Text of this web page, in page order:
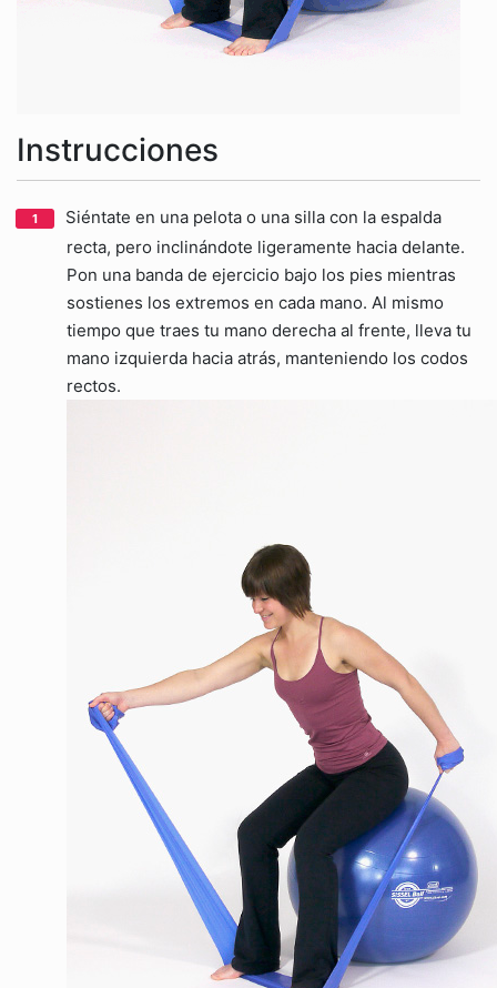
Instrucciones
Siéntate en una pelota o una silla con la espalda
recta, pero inclinándote ligeramente hacia delante.
Pon una banda de ejercicio bajo los pies mientras
sostienes los extremos en cada mano. Al mismo
tiempo que traes tu mano derecha al frente, lleva tu
mano izquierda hacia atrás, manteniendo los codos
rectos.